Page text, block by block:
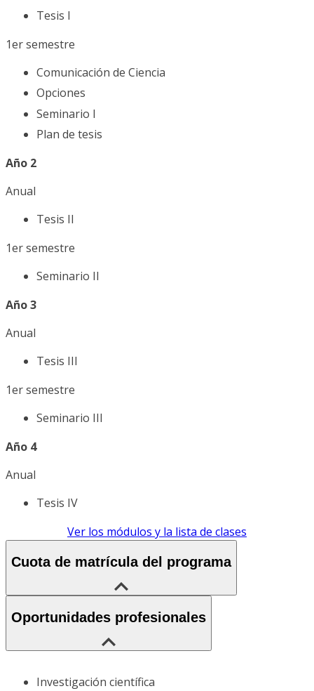
Tesis I
1er semestre
Comunicación de Ciencia
Opciones
Seminario I
Plan de tesis
Año 2
Anual
Tesis II
1er semestre
Seminario II
Año 3
Anual
Tesis III
1er semestre
Seminario III
Año 4
Anual
Tesis IV
Ver los módulos y la lista de clases
Cuota de matrícula del programa
Oportunidades profesionales
Investigación científica